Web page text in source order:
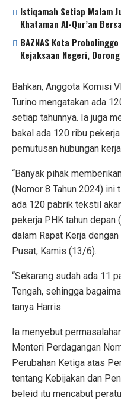
Istiqamah Setiap Malam
Khataman Al-Qur’an
BAZNAS Kota
Kejaksaan Negeri,
Bahkan, Anggota Komisi
Turino mengatakan ada
setiap tahunnya. Ia juga
bakal ada 120 ribu
pemutusan hubungan
“Banyak pihak
(Nomor 8 Tahun 2024) ini
ada 120 pabrik tekstil
pekerja PHK tahun depan
dalam Rapat Kerja
Pusat, Kamis (13/6).
“Sekarang sudah ada 11
Tengah, sehingga
tanya Harris.
Ia menyebut
Menteri Perdagangan
Perubahan Ketiga atas
tentang Kebijakan dan
beleid itu mencabut